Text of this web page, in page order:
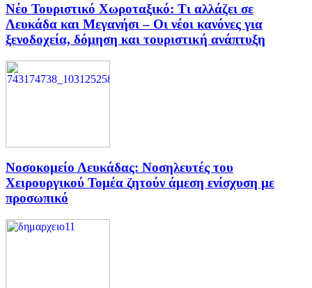
Νέο Τουριστικό Χωροταξικό: Τι αλλάζει σε
Λευκάδα και Μεγανήσι – Οι νέοι κανόνες για
ξενοδοχεία, δόμηση και τουριστική ανάπτυξη
Νοσοκομείο Λευκάδας: Νοσηλευτές του
Χειρουργικού Τομέα ζητούν άμεση ενίσχυση με
προσωπικό